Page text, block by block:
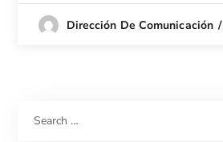
Dirección De Comunicación